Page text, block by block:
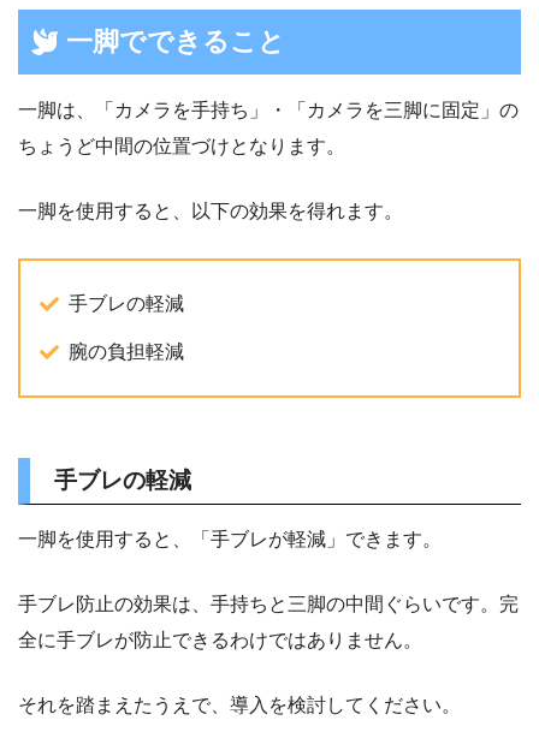
一脚でできること
一脚は、「カメラを手持ち」・「カメラを三脚に固定」の
ちょうど中間の位置づけとなります。
一脚を使用すると、以下の効果を得れます。
手ブレの軽減
腕の負担軽減
手ブレの軽減
一脚を使用すると、「手ブレが軽減」できます。
手ブレ防止の効果は、手持ちと三脚の中間ぐらいです。完
全に手ブレが防止できるわけではありません。
それを踏まえたうえで、導入を検討してください。